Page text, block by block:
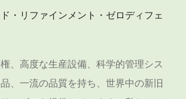
・リファインメント・ゼロディフェ
、高度な生産設備、科学的管理シス
、一流の品質を持ち、世界中の新旧